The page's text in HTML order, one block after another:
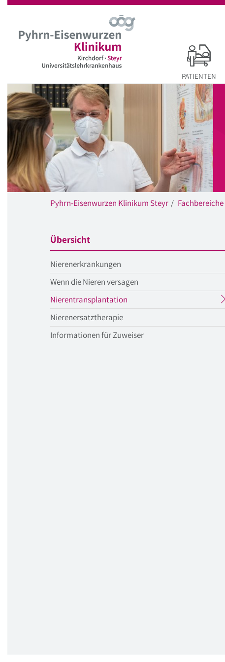
PATIENTEN
Pyhrn-Eisenwurzen Klinikum Steyr Fachbereiche
Übersicht
Nierenerkrankungen
Wenn die Nieren versagen
Nierentransplantation
Menüpunkt
Nierenersatztherapie
Informationen für Zuweiser